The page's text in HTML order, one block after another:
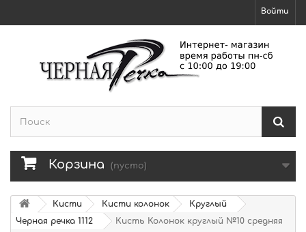
Войти
Корзина (пусто)
Кисти Кисти колонок
Круглый
Черная речка 1112
Кисть Колонок круглый №10 средняя